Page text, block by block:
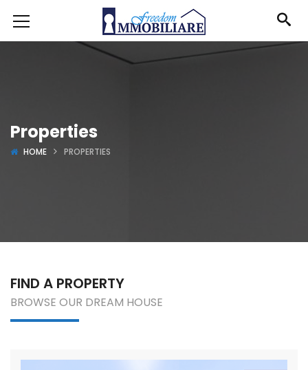
Properties
HOME PROPERTIES
FIND A PROPERTY
BROWSE OUR DREAM HOUSE